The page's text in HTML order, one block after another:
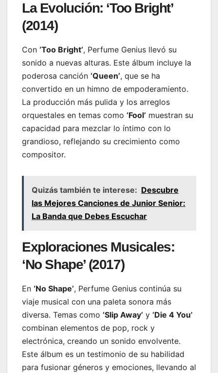
La Evolución: ‘Too Bright’
(2014)
Con ‘Too Bright’, Perfume Genius llevó su
sonido a nuevas alturas. Este álbum incluye la
poderosa canción ‘Queen’, que se ha
convertido en un himno de empoderamiento.
La producción más pulida y los arreglos
orquestales en temas como ‘Fool’ muestran su
capacidad para mezclar lo íntimo con lo
grandioso, reflejando su crecimiento como
compositor.
Quizás también te interese: Descubre
las Mejores Canciones de Junior Senior:
La Banda que Debes Escuchar
Exploraciones Musicales:
‘No Shape’ (2017)
En ‘No Shape’, Perfume Genius continúa su
viaje musical con una paleta sonora más
diversa. Temas como ‘Slip Away’ y ‘Die 4 You’
combinan elementos de pop, rock y
electrónica, creando un sonido envolvente.
Este álbum es un testimonio de su habilidad
para fusionar géneros y emociones, llevando al